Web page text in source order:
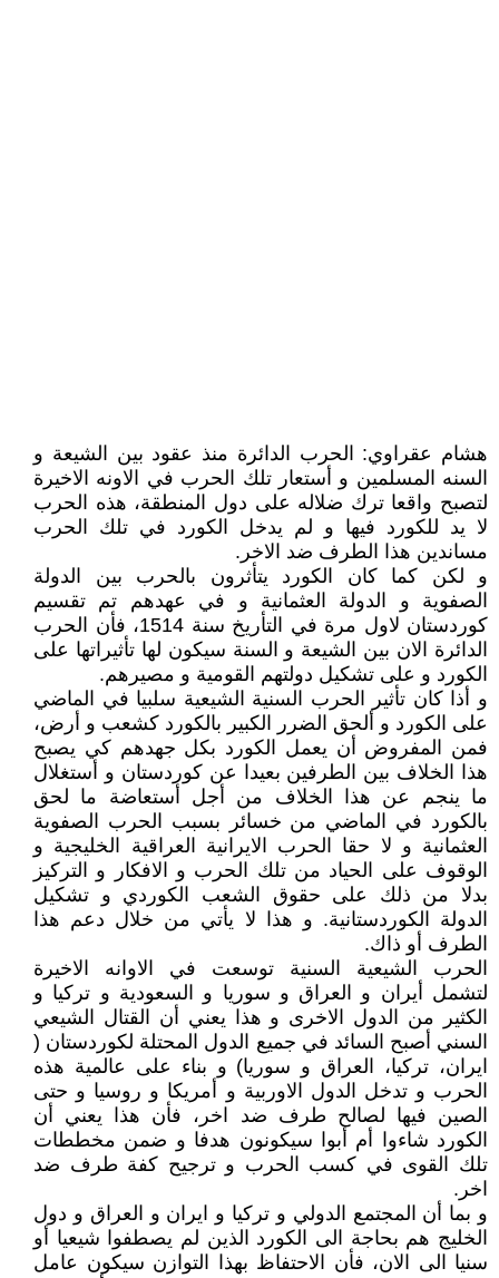
هشام عقراوي: الحرب الدائرة منذ عقود بين الشيعة و
السنه المسلمين و أستعار تلك الحرب في الاونه الاخيرة
لتصبح واقعا ترك ضلاله على دول المنطقة، هذه الحرب
لا يد للكورد فيها و لم يدخل الكورد في تلك الحرب
مساندين هذا الطرف ضد الاخر.
و لكن كما كان الكورد يتأثرون بالحرب بين الدولة
الصفوية و الدولة العثمانية و في عهدهم تم تقسيم
كوردستان لاول مرة في التأريخ سنة 1514، فأن الحرب
الدائرة الان بين الشيعة و السنة سيكون لها تأثيراتها على
الكورد و على تشكيل دولتهم القومية و مصيرهم.
و أذا كان تأثير الحرب السنية الشيعية سلبيا في الماضي
على الكورد و ألحق الضرر الكبير بالكورد كشعب و أرض،
فمن المفروض أن يعمل الكورد بكل جهدهم كي يصبح
هذا الخلاف بين الطرفين بعيدا عن كوردستان و أستغلال
ما ينجم عن هذا الخلاف من أجل أستعاضة ما لحق
بالكورد في الماضي من خسائر بسبب الحرب الصفوية
العثمانية و لا حقا الحرب الايرانية العراقية الخليجية و
الوقوف على الحياد من تلك الحرب و الافكار و التركيز
بدلا من ذلك على حقوق الشعب الكوردي و تشكيل
الدولة الكوردستانية. و هذا لا يأتي من خلال دعم هذا
الطرف أو ذاك.
الحرب الشيعية السنية توسعت في الاوانه الاخيرة
لتشمل أيران و العراق و سوريا و السعودية و تركيا و
الكثير من الدول الاخرى و هذا يعني أن القتال الشيعي
السني أصبح السائد في جميع الدول المحتلة لكوردستان (
ايران، تركيا، العراق و سوريا) و بناء على عالمية هذه
الحرب و تدخل الدول الاوربية و أمريكا و روسيا و حتى
الصين فيها لصالح طرف ضد اخر، فأن هذا يعني أن
الكورد شاءوا أم أبوا سيكونون هدفا و ضمن مخططات
تلك القوى في كسب الحرب و ترجيح كفة طرف ضد
اخر.
و بما أن المجتمع الدولي و تركيا و ايران و العراق و دول
الخليج هم بحاجة الى الكورد الذين لم يصطفوا شيعيا أو
سنيا الى الان، فأن الاحتفاظ بهذا التوازن سيكون عامل